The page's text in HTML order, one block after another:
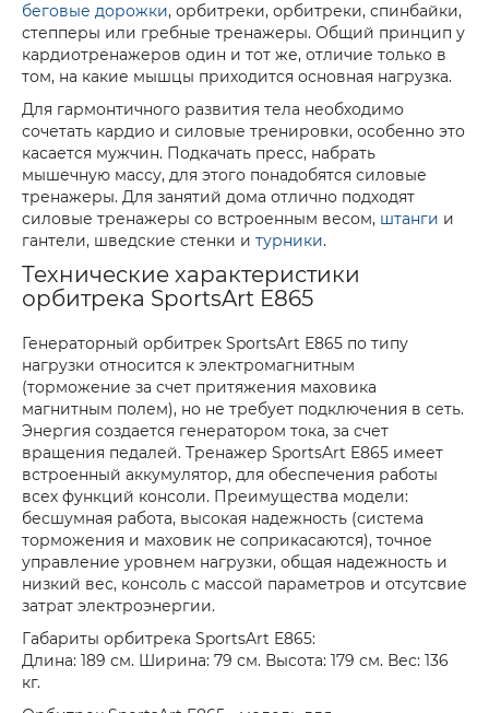
беговые дорожки, орбитреки, орбитреки, спинбайки,
степперы или гребные тренажеры. Общий принцип у
кардиотренажеров один и тот же, отличие только в
том, на какие мышцы приходится основная нагрузка.
Для гармонтичного развития тела необходимо
сочетать кардио и силовые тренировки, особенно это
касается мужчин. Подкачать пресс, набрать
мышечную массу, для этого понадобятся силовые
тренажеры. Для занятий дома отлично подходят
силовые тренажеры со встроенным весом, штанги и
гантели, шведские стенки и турники.
Технические характеристики
орбитрека SportsArt E865
Генераторный орбитрек SportsArt E865 по типу
нагрузки относится к электромагнитным
(торможение за счет притяжения маховика
магнитным полем), но не требует подключения в сеть.
Энергия создается генератором тока, за счет
вращения педалей. Тренажер SportsArt E865 имеет
встроенный аккумулятор, для обеспечения работы
всех функций консоли. Преимущества модели:
бесшумная работа, высокая надежность (система
торможения и маховик не соприкасаются), точное
управление уровнем нагрузки, общая надежность и
низкий вес, консоль с массой параметров и отсутсвие
затрат электроэнергии.
Габариты орбитрека SportsArt E865:
Длина: 189 см. Ширина: 79 см. Высота: 179 см. Вес: 136
кг.